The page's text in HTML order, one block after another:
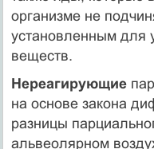
организме не
установленным для
веществ.
Нереагирующие
на основе закона
разницы
альвеолярном